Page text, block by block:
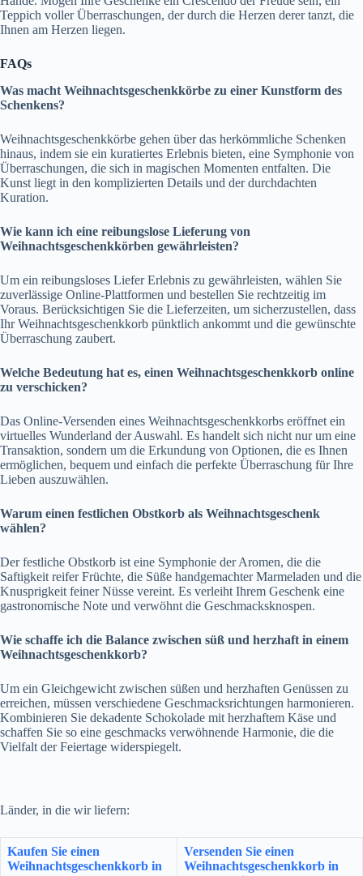
Teppich voller Überraschungen, der durch die Herzen derer tanzt, die
Ihnen am Herzen liegen.
FAQs
Was macht Weihnachtsgeschenkkörbe zu einer Kunstform des
Schenkens?
Weihnachtsgeschenkkörbe gehen über das herkömmliche Schenken
hinaus, indem sie ein kuratiertes Erlebnis bieten, eine Symphonie von
Überraschungen, die sich in magischen Momenten entfalten. Die
Kunst liegt in den komplizierten Details und der durchdachten
Kuration.
Wie kann ich eine reibungslose Lieferung von
Weihnachtsgeschenkkörben gewährleisten?
Um ein reibungsloses Liefer Erlebnis zu gewährleisten, wählen Sie
zuverlässige Online-Plattformen und bestellen Sie rechtzeitig im
Voraus. Berücksichtigen Sie die Lieferzeiten, um sicherzustellen, dass
Ihr Weihnachtsgeschenkkorb pünktlich ankommt und die gewünschte
Überraschung zaubert.
Welche Bedeutung hat es, einen Weihnachtsgeschenkkorb online
zu verschicken?
Das Online-Versenden eines Weihnachtsgeschenkkorbs eröffnet ein
virtuelles Wunderland der Auswahl. Es handelt sich nicht nur um eine
Transaktion, sondern um die Erkundung von Optionen, die es Ihnen
ermöglichen, bequem und einfach die perfekte Überraschung für Ihre
Lieben auszuwählen.
Warum einen festlichen Obstkorb als Weihnachtsgeschenk
wählen?
Der festliche Obstkorb ist eine Symphonie der Aromen, die die
Saftigkeit reifer Früchte, die Süße handgemachter Marmeladen und die
Knusprigkeit feiner Nüsse vereint. Es verleiht Ihrem Geschenk eine
gastronomische Note und verwöhnt die Geschmacksknospen.
Wie schaffe ich die Balance zwischen süß und herzhaft in einem
Weihnachtsgeschenkkorb?
Um ein Gleichgewicht zwischen süßen und herzhaften Genüssen zu
erreichen, müssen verschiedene Geschmacksrichtungen harmonieren.
Kombinieren Sie dekadente Schokolade mit herzhaftem Käse und
schaffen Sie so eine geschmacks verwöhnende Harmonie, die die
Vielfalt der Feiertage widerspiegelt.
Länder, in die wir liefern:
Kaufen Sie einen
Weihnachtsgeschenkkorb in
Versenden Sie einen
Weihnachtsgeschenkkorb in